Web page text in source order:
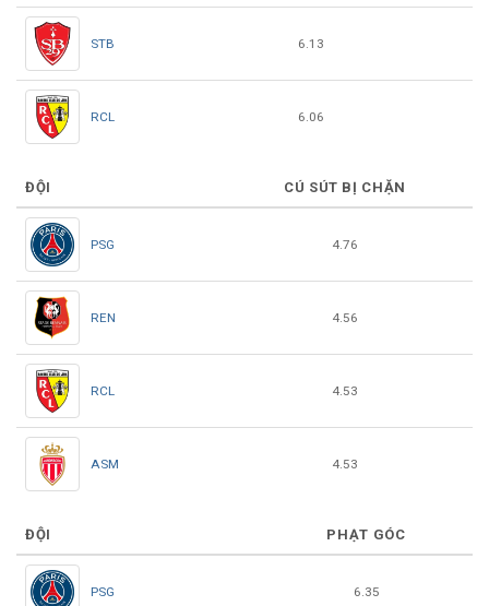
STB 6.13
RCL 6.06
ĐỘI CÚ SÚT BỊ CHẶN
PSG 4.76
REN 4.56
RCL 4.53
ASM 4.53
ĐỘI PHẠT GÓC
PSG 6.35